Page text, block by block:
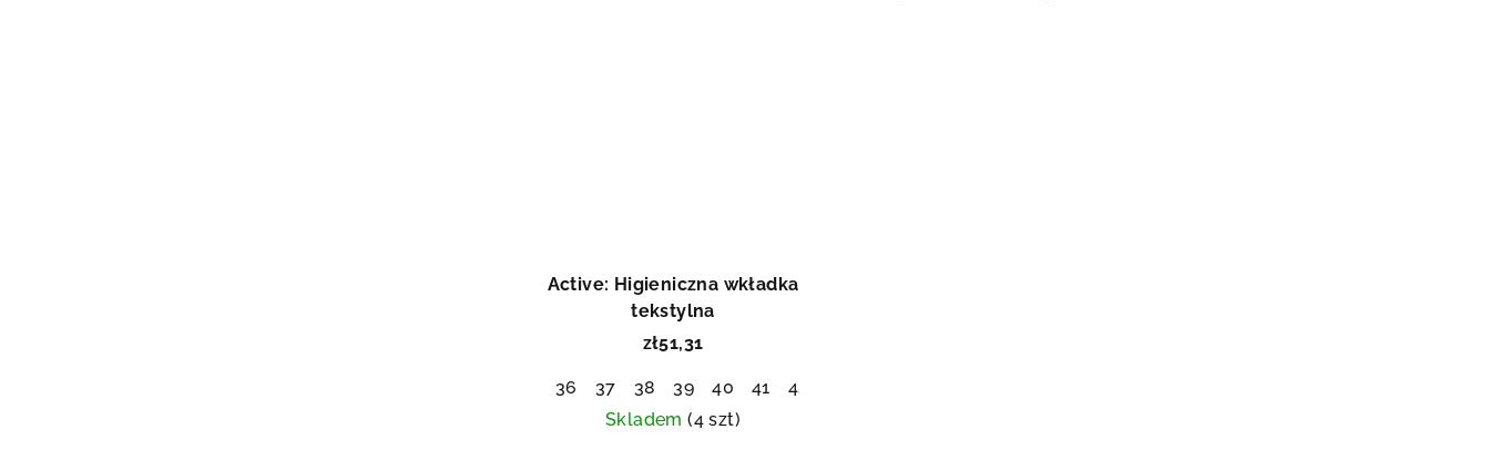
Active: Higieniczna wkładka
tekstylna
zł51,31
36 37 38 39 40 41 42
Skladem(4 szt)